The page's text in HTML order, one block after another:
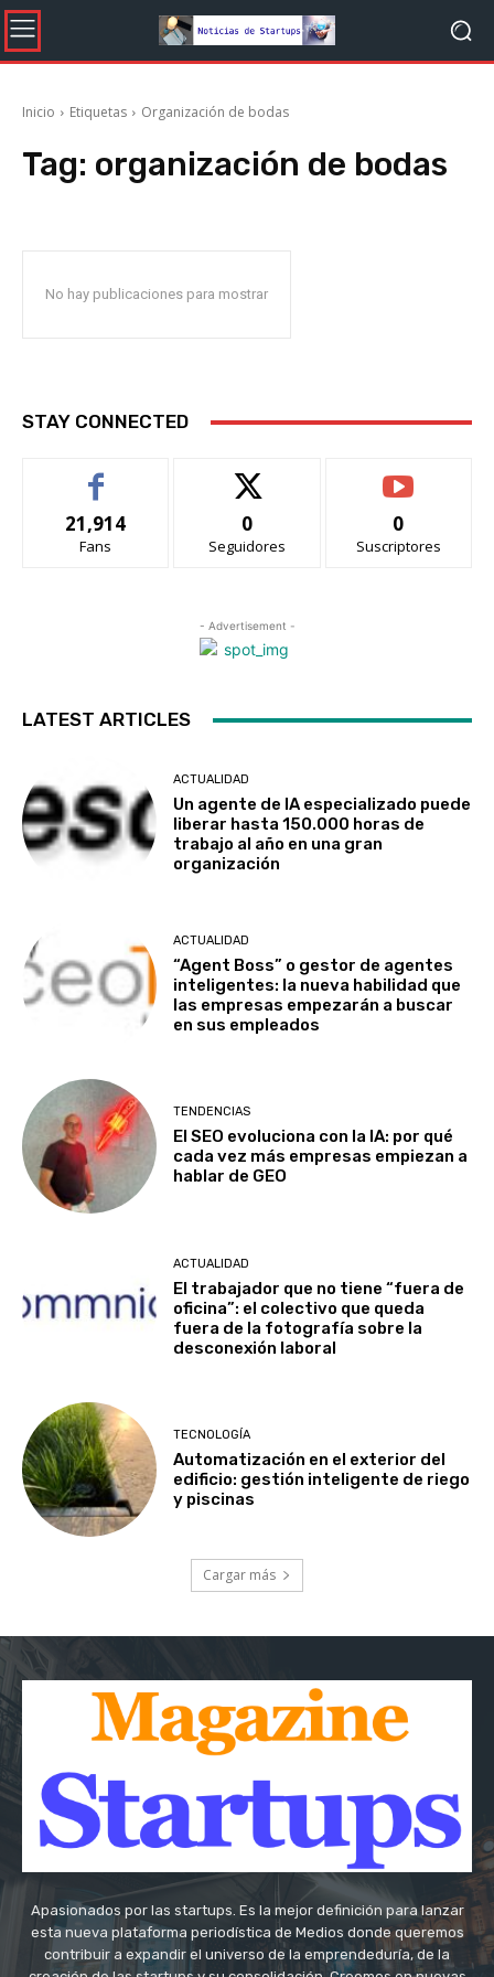
Inicio Etiquetas Organización de bodas
Tag: organización de bodas
No hay publicaciones para mostrar
STAY CONNECTED
21,914
Fans
0
Seguidores
0
Suscriptores
- Advertisement -
LATEST ARTICLES
ACTUALIDAD
Un agente de IA especializado puede
liberar hasta 150.000 horas de
trabajo al año en una gran
organización
ACTUALIDAD
“Agent Boss” o gestor de agentes
inteligentes: la nueva habilidad que
las empresas empezarán a buscar
en sus empleados
TENDENCIAS
El SEO evoluciona con la IA: por qué
cada vez más empresas empiezan a
hablar de GEO
ACTUALIDAD
El trabajador que no tiene “fuera de
oficina”: el colectivo que queda
fuera de la fotografía sobre la
desconexión laboral
TECNOLOGÍA
Automatización en el exterior del
edificio: gestión inteligente de riego
y piscinas
Cargar más
Apasionados por las startups. Es la mejor definición para lanzar
esta nueva plataforma periodística de Medios donde queremos
contribuir a expandir el universo de la emprendeduría, de la